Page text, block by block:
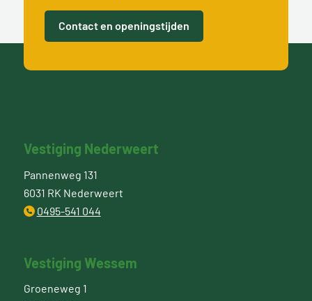
Contact en openingstijden
Vestiging Nederweert
Pannenweg 131
6031 RK Nederweert
0495-541 044
Vestiging Wessem
Groeneweg 1